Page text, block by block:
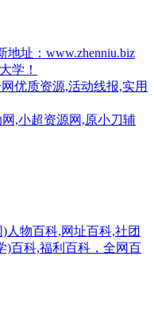
址：www.zhenniu.biz
学！
优质资源,活动线报,实用
,小超资源网,原小刀辅
人物百科,网址百科,社团
)百科,福利百科，全网百